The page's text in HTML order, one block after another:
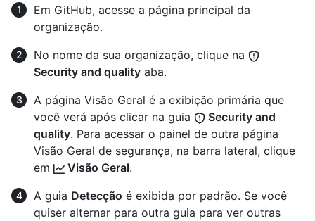
Em GitHub, acesse a página principal da
organização.
No nome da sua organização, clique na
Security and quality aba.
A página Visão Geral é a exibição primária que
você verá após clicar na guia
Security and
quality. Para acessar o painel de outra página
Visão Geral de segurança, na barra lateral, clique
em
Visão Geral.
A guia Detecção é exibida por padrão. Se você
quiser alternar para outra guia para ver outras